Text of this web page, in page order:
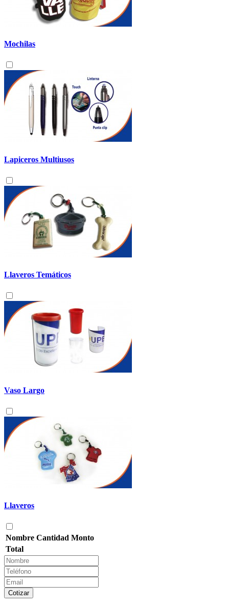
Mochilas
Lapiceros Multiusos
Llaveros Temáticos
Vaso Largo
Llaveros
Nombre Cantidad Monto
Total
Cotizar